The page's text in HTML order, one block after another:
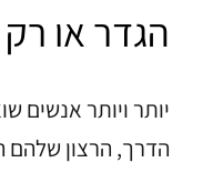
הגדר או
יותר ויותר אנשים
הדרך, הרצון שלהם